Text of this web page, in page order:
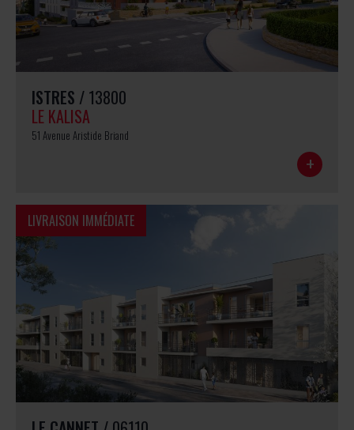
ISTRES / 13800
LE KALISA
51 Avenue Aristide Briand
+
LIVRAISON IMMÉDIATE